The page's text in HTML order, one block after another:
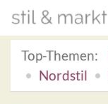
Top-Themen:
Nordstil